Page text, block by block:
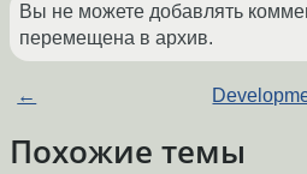
Вы не можете добавлять
перемещена в архив.
←
Похожие темы